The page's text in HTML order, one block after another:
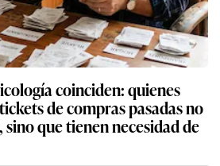
coinciden: quienes
de compras pasadas no
que tienen necesidad de